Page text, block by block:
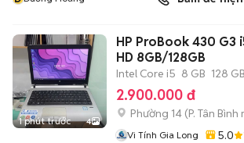
1 phút trước 4
HP ProBook 430 G3
HD 8GB/128GB
Intel Core i5 8 GB 128 GB
2.900.000 đ
Phường 14 (P. Tân Bình
Vi Tính Gia Long 5.0